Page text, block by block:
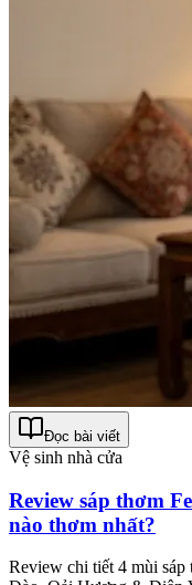
Đọc bài viết
Vệ sinh nhà cửa
Review sáp thơm
nào thơm nhất?
Review chi tiết 4 mùi